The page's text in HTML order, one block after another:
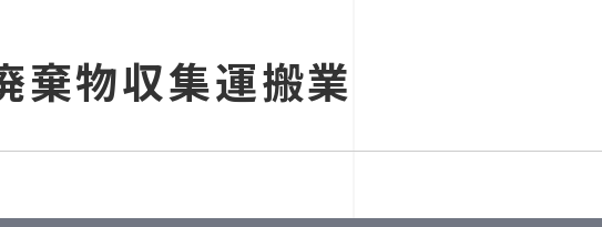
棄物収集運搬業